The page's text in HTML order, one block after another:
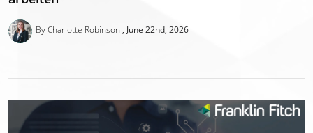
By Charlotte Robinson June 22nd, 2026